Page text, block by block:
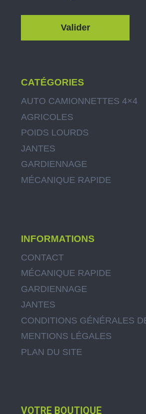
CATÉGORIES
AUTO CAMIONNETTES 4×4
AGRICOLES
POIDS LOURDS
JANTES
GARDIENNAGE
MÉCANIQUE RAPIDE
INFORMATIONS
CONTACT
MÉCANIQUE RAPIDE
GARDIENNAGE
JANTES
CONDITIONS GÉNÉRALES
MENTIONS LÉGALES
PLAN DU SITE
VOTRE BOUTIQUE